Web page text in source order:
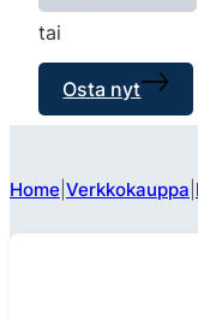
tai
Osta nyt
Home Verkkokauppa